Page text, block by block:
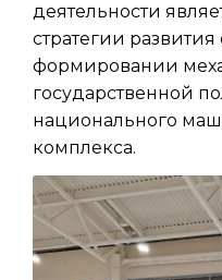
деятельности
стратегии развития
формировании
государственной
национального
комплекса.